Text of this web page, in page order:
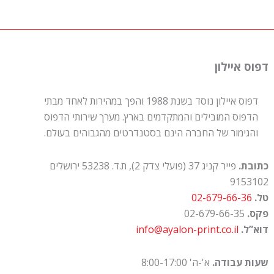
דפוס איילון
דפוס איילון נוסד בשנת 1988 והפך במהירות לאחד מבתי
הדפוס המובילים והמתקדמים בארץ. מערך שירותי הדפוס
והגימור של החברה הינם בסטנדרטים מהגבוהים בעולם.
כתובת.
פייר קניג 37 (פועלי צדק 2), ת.ד. 53238 ירושלים
9153102
טל. 02-679-66-36
פקס.
דוא”ל. info@ayalon-print.co.il
שעות עבודה. א'-ה' 8:00-17:00